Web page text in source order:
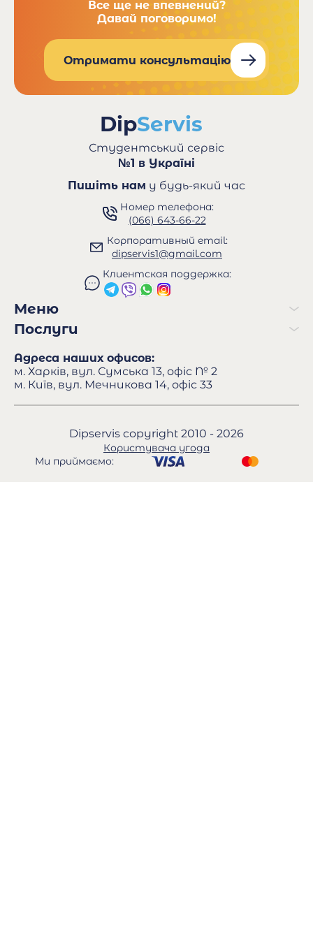
Все ще не впевнений?
Давай поговоримо!
Отримати консультацію
Студентський сервіс
№1 в Україні
Пишіть нам у будь-який час
Номер телефона:
(066) 643-66-22
Корпоративный email:
dipservis1@gmail.com
Клиентская поддержка:
Меню
Послуги
Адреса наших офисов:
м. Харків, вул. Сумська 13, офіс № 2
м. Київ, вул. Мечникова 14, офіс 33
Dipservis copyright 2010 - 2026
Користувача угода
Ми приймаємо: